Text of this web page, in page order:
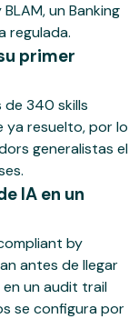
un Banking
regulada.
primer
de 340 skills
ya resuelto, por lo
generalistas el
IA en un
by
antes de llegar
un audit trail
se configura por